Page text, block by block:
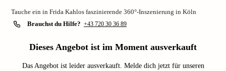
Tauche ein in Frida Kahlos faszinierende 360°-Inszenierung in Köln
Brauchst du Hilfe? +43 720 30 36 89
Dieses Angebot ist im Moment ausverkauft
Das Angebot ist leider ausverkauft. Melde dich jetzt für unseren